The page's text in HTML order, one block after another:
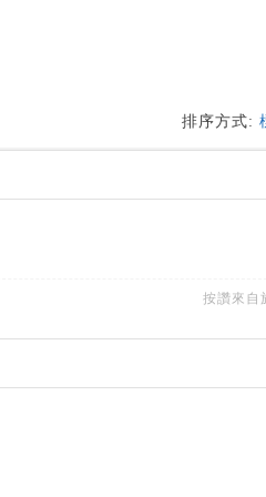
排序方式:
按讚來自